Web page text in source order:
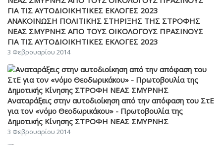
ΑΝΑΚΟΙΝΩΣΗ ΠΟΛΙΤΙΚΗΣ ΣΤΗΡΙΞΗΣ ΤΗΣ ΣΤΡΟΦΗΣ
ΝΕΑΣ ΣΜΥΡΝΗΣ ΑΠΟ ΤΟΥΣ ΟΙΚΟΛΟΓΟΥΣ ΠΡΑΣΙΝΟΥΣ
ΓΙΑ ΤΙΣ ΑΥΤΟΔΙΟΙΚΗΤΙΚΕΣ ΕΚΛΟΓΕΣ 2023
3 Φεβρουαρίου 2014
Αναταράξεις στην αυτοδιοίκηση από την απόφαση του ΣτΕ
για τον «νόμο Θεοδωρικάκου» - Πρωτοβουλία της
Δημοτικής Κίνησης ΣΤΡΟΦΗ ΝΕΑΣ ΣΜΥΡΝΗΣ
3 Φεβρουαρίου 2014